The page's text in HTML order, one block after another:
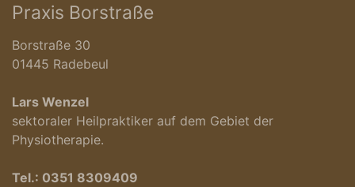
Praxis Borstraße
Borstraße 30
01445 Radebeul
Lars Wenzel
sektoraler Heilpraktiker auf dem Gebiet der
Physiotherapie.
Tel.: 0351 8309409